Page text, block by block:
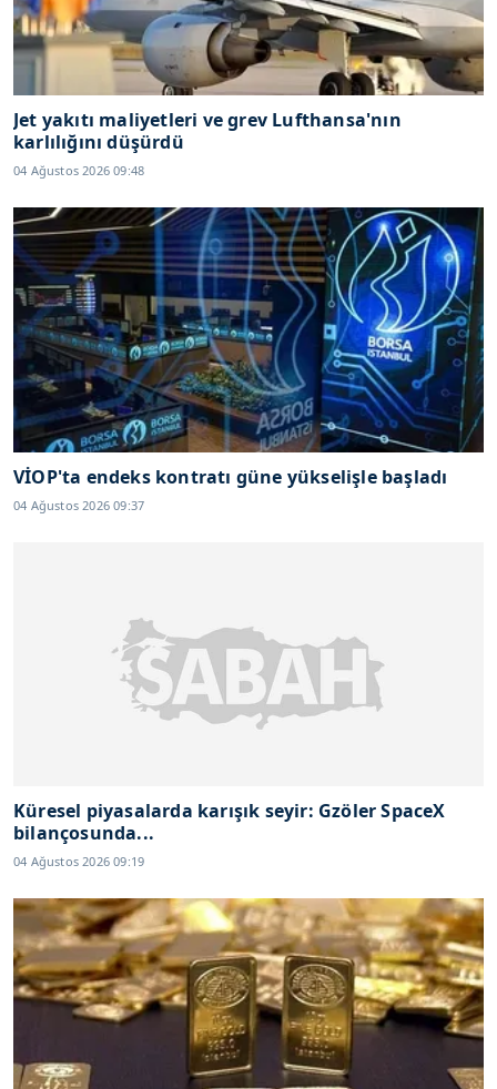
Jet yakıtı maliyetleri ve grev Lufthansa'nın
karlılığını düşürdü
04 Ağustos 2026 09:48
VİOP'ta endeks kontratı güne yükselişle başladı
04 Ağustos 2026 09:37
Küresel piyasalarda karışık seyir: Gzöler SpaceX
bilançosunda...
04 Ağustos 2026 09:19